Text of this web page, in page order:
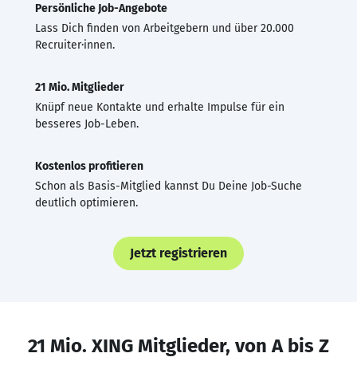
Persönliche Job-Angebote
Lass Dich finden von Arbeitgebern und über 20.000
Recruiter·innen.
21 Mio. Mitglieder
Knüpf neue Kontakte und erhalte Impulse für ein
besseres Job-Leben.
Kostenlos profitieren
Schon als Basis-Mitglied kannst Du Deine Job-Suche
deutlich optimieren.
Jetzt registrieren
21 Mio. XING Mitglieder, von A bis Z